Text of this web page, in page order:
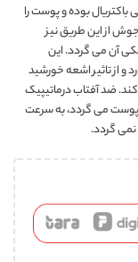
بوده و پوست را
از این طریق نیز
آن می گردد. این
و از تاثیر اشعه خورشید
ضد آفتاب درماتیپیک
می گردد، به سرعت
گردد.